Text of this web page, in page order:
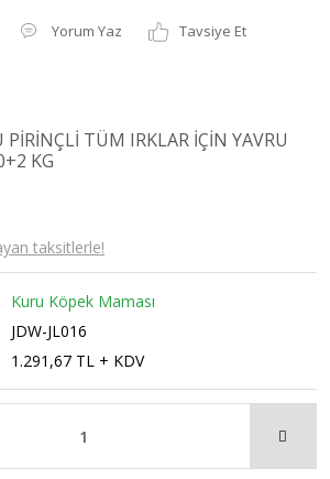
Yorum Yaz
Tavsiye Et
PİRİNÇLİ TÜM IRKLAR İÇİN YAVRU
KG
taksitlerle!
Kuru Köpek Maması
JDW-JL016
1.291,67 TL + KDV